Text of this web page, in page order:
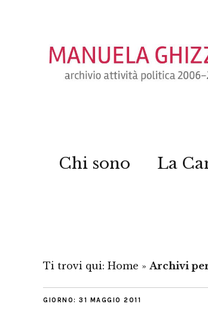
Chi sono La
Ti trovi qui: Home » Archivi per
GIORNO: 31 MAGGIO 2011